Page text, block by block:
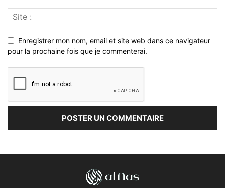
Enregistrer mon nom, email et site web dans ce navigateur
pour la prochaine fois que je commenterai.